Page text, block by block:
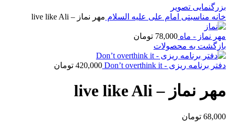
بزرگنمایی تصویر
خانه مناسبتی امام علی علیه السلام مهر نماز – live like Ali
مهر نماز - ماه 78,000 تومان
بازگشت به محصولات
دفتر برنامه ریزی - Don’t overthink it 420,000 تومان
مهر نماز – live like Ali
68,000 تومان